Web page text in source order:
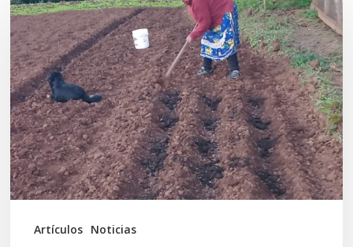
Artículos Noticias
privatización
de
las
semillas
constituye
una
violación
de